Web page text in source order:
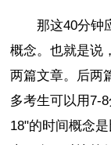
那这40分钟
概念。也就是说
两篇文章。后两
多考生可以用7-
18"的时间概念